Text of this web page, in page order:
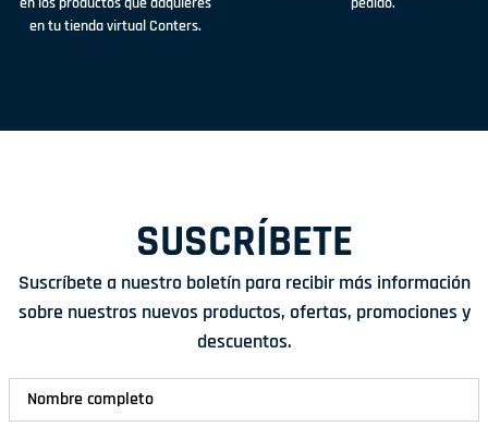
en tu tienda virtual Conters.
SUSCRÍBETE
Suscríbete a nuestro boletín para recibir más información
sobre nuestros nuevos productos, ofertas, promociones y
descuentos.